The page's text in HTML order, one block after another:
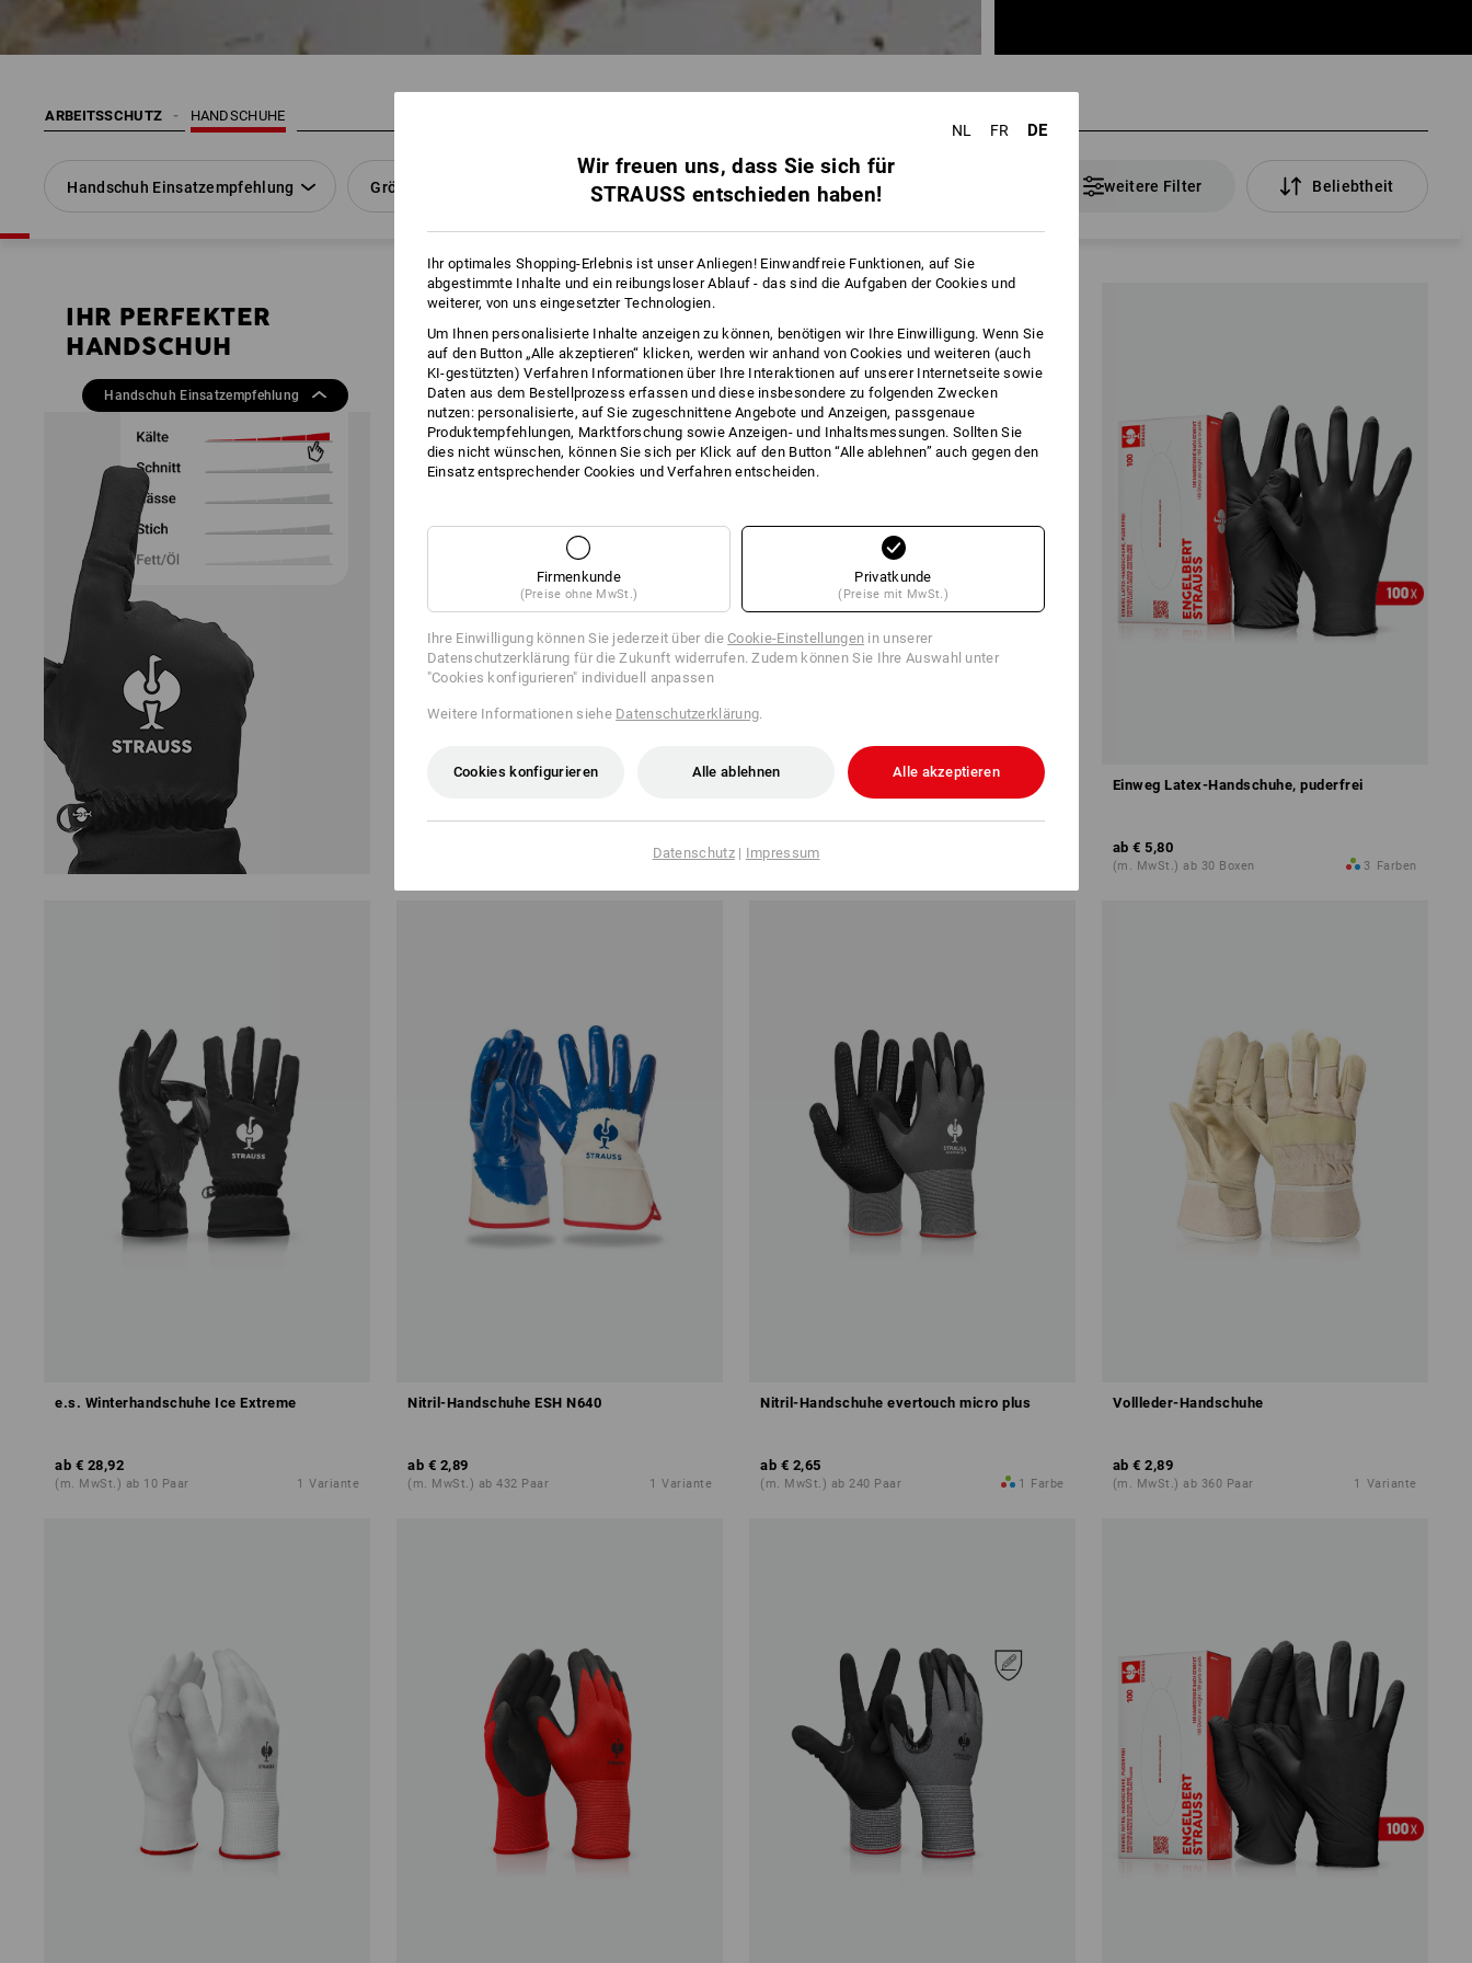
ARBEITSSCHUTZ HANDSCHUHE
Handschuh Einsatzempfehlung Größe weitere Filter Beliebtheit
IHR PERFEKTER
HANDSCHUH
Handschuh Einsatzempfehlung
IHR PERFEKTER
HANDSCHUH
blitzschnell gefunden mit der
Handschuh Einsatzempfehlung
So einfach geht’s:
über 120 Modelle in Sekunden
HANDSCHUH
Handschuh Einsatzempfehlung
Nitril-Handschuhe evertouch micro Latex-Strickhandschuhe Senso Grip
ab € 2,04
(m. MwSt.) ab 432 Paar
Einweg Latex-Handschuhe, puderfrei
ab € 5,80
(m. MwSt.) ab 30 Boxen 3 Farben
e.s. Winterhandschuhe Ice Extreme
ab € 28,92
(m. MwSt.) ab 10 Paar 1 Variante
Nitril-Handschuhe ESH N640
ab € 2,89
(m. MwSt.) ab 432 Paar 1 Variante
Nitril-Handschuhe evertouch micro plus
ab € 2,65
(m. MwSt.) ab 240 Paar 1 Farbe
Vollleder-Handschuhe
ab € 2,89
(m. MwSt.) ab 360 Paar 1 Variante
NL FR DE
Wir freuen uns, dass Sie sich für
STRAUSS entschieden haben!
Ihr optimales Shopping-Erlebnis ist unser Anliegen! Einwandfreie Funktionen, auf Sie
abgestimmte Inhalte und ein reibungsloser Ablauf - das sind die Aufgaben der Cookies und
weiterer, von uns eingesetzter Technologien.
Um Ihnen personalisierte Inhalte anzeigen zu können, benötigen wir Ihre Einwilligung. Wenn Sie
auf den Button „Alle akzeptieren“ klicken, werden wir anhand von Cookies und weiteren (auch
KI-gestützten) Verfahren Informationen über Ihre Interaktionen auf unserer Internetseite sowie
Daten aus dem Bestellprozess erfassen und diese insbesondere zu folgenden Zwecken
nutzen: personalisierte, auf Sie zugeschnittene Angebote und Anzeigen, passgenaue
Produktempfehlungen, Marktforschung sowie Anzeigen- und Inhaltsmessungen. Sollten Sie
dies nicht wünschen, können Sie sich per Klick auf den Button “Alle ablehnen” auch gegen den
Einsatz entsprechender Cookies und Verfahren entscheiden.
Firmenkunde
(Preise ohne MwSt.)
Privatkunde
(Preise mit MwSt.)
Ihre Einwilligung können Sie jederzeit über dieCookie-Einstellungen in unserer
Datenschutzerklärung für die Zukunft widerrufen. Zudem können Sie Ihre Auswahl unter
"Cookies konfigurieren" individuell anpassen
Weitere Informationen siehe Datenschutzerklärung.
Cookies konfigurieren Alle ablehnen Alle akzeptieren
Datenschutz| Impressum